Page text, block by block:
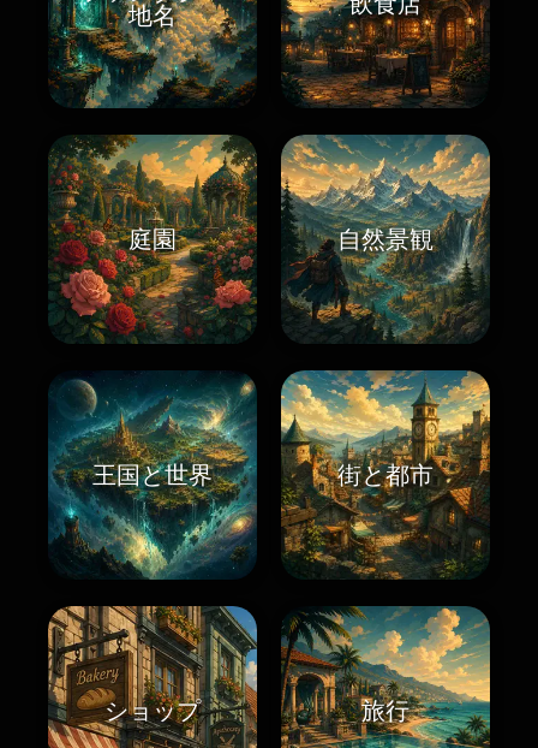
地名
庭園 自然景観
王国と世界 街と都市
ショップ 旅行